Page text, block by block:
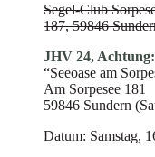
Segel-Club
187, 59846
JHV 24,
“Seeoase am
Am Sorpesee 181
59846 Sundern
Datum: Samstag,